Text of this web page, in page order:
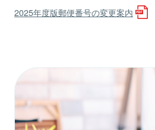
2025年度版郵便番号の変更案内